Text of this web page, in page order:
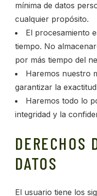
mínima de datos
cualquier propósito.
El procesamiento
tiempo. No
por más tiempo del
Haremos nuestro
garantizar la
Haremos todo lo
integridad y la
DERECHOS
DATOS
El usuario tiene los